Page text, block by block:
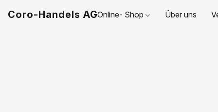
Coro-Handels AGOnline- Shop Über uns